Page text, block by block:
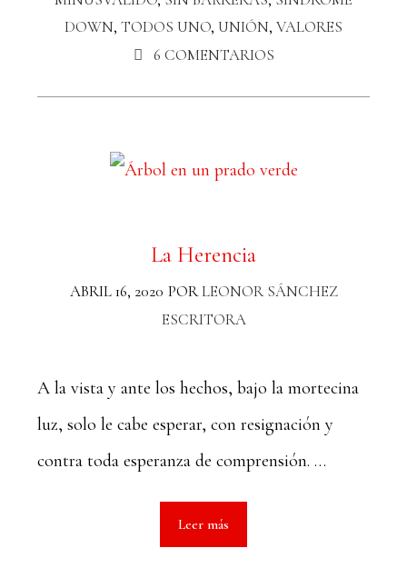
DOWN, TODOS UNO, UNIÓN, VALORES
6 COMENTARIOS
La Herencia
ABRIL 16, 2020 PORLEONOR SÁNCHEZ
ESCRITORA
A la vista y ante los hechos, bajo la mortecina
luz, solo le cabe esperar, con resignación y
contra toda esperanza de comprensión. …
Leer más